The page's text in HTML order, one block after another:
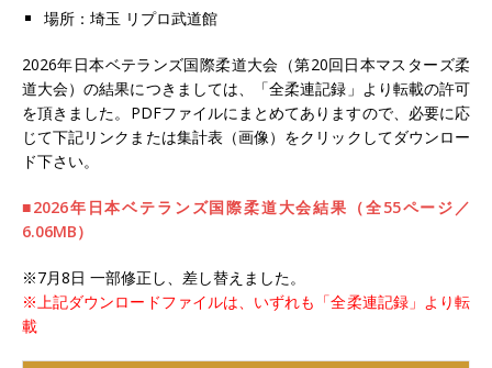
場所：埼玉 リプロ武道館
2026年日本ベテランズ国際柔道大会（第20回日本マスターズ柔
道大会）の結果につきましては、「全柔連記録」より転載の許可
を頂きました。PDFファイルにまとめてありますので、必要に応
じて下記リンクまたは集計表（画像）をクリックしてダウンロー
ド下さい。
■2026年日本ベテランズ国際柔道大会結果（全55ページ／
6.06MB）
※7月8日 一部修正し、差し替えました。
※上記ダウンロードファイルは、いずれも「全柔連記録」より転
載